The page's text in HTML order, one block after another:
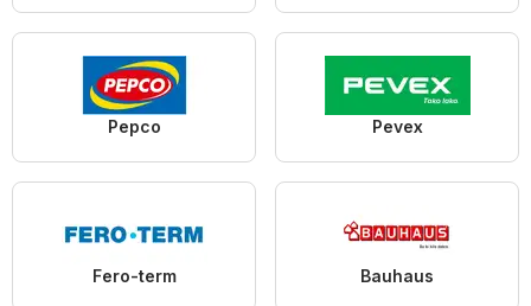
Pepco Pevex
Fero-term Bauhaus